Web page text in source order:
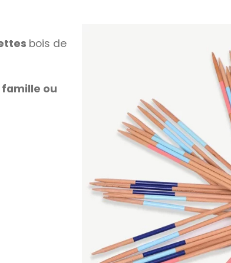
bois de
famille ou